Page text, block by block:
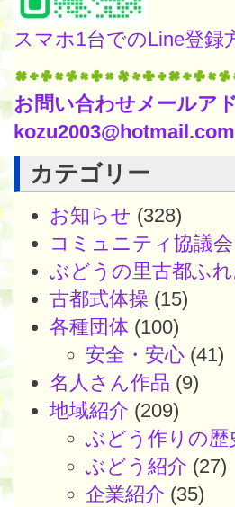
スマホ1台でのLine登録
お問い合わせメールア
kozu2003@hotmail.com
カテゴリー
お知らせ (328)
コミュニティ協議会
ぶどうの里古都ふ
古都式体操 (15)
各種団体 (100)
安全・安心 (41)
名人さん作品 (9)
地域紹介 (209)
ぶどう作りの歴
ぶどう紹介 (27)
企業紹介 (35)